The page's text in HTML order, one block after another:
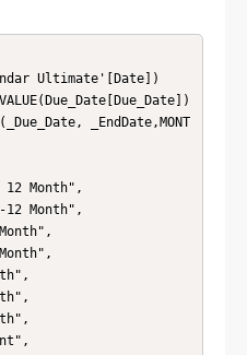
Ultimate'[Date])
_EndDate,MONT